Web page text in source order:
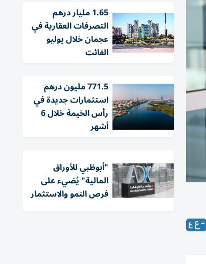
1.65 مليار درهم
التصرفات العقارية في
عجمان خلال يوليو
الفائت
771.5 مليون درهم
استثمارات جديدة في
رأس الخيمة خلال 6
أشهر
"أبوظبي للأوراق
المالية" يُضيء على
فرص النمو والاستثمار